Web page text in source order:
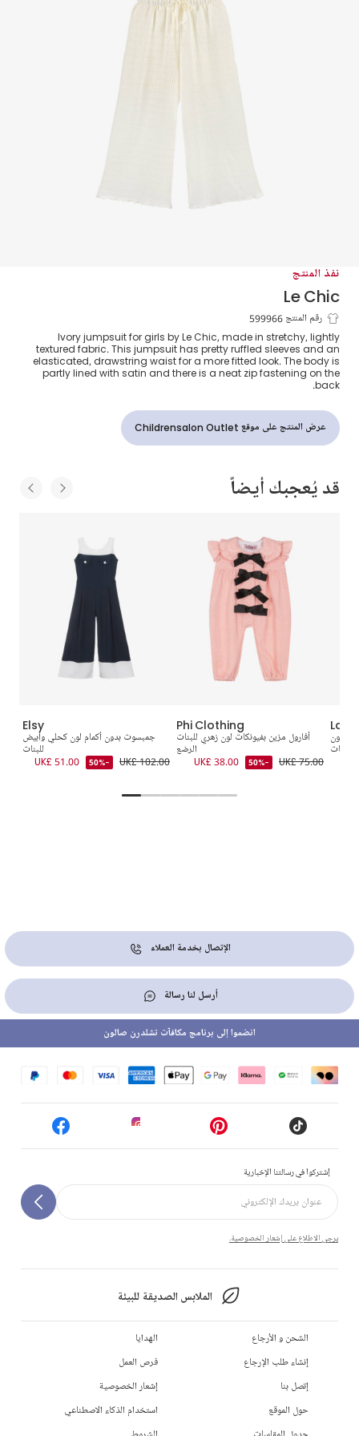
نفذ المنتج
Le Chic
جمبسوت برباط خصر لون عاجي للبنات
رقم المنتج 599966
Ivory jumpsuit for girls by Le Chic, made in stretchy, lightly
textured fabric. This jumpsuit has pretty ruffled sleeves and an
elasticated, drawstring waist for a more fitted look. The body is
partly lined with satin and there is a neat zip fastening on the
back.
عرض المنتج على موقع Childrensalon Outlet
قد يُعجبك أيضاً
Elsy
جمبسوت بدون أكمام لون كحلي وأبيض
للبنات
UK£ 102.00
-50%
UK£ 51.00
Phi Clothing
أفارول مزين بفيونكات لون زهري للبنات
الرضع
UK£ 75.00
-50%
UK£ 38.00
لون
للبنات
الإتصال بخدمة العملاء
أرسل لنا رسالة
إشتركوا في رسالتنا الإخبارية
يرجى الاطلاع على إشعار الخصوصية.
الملابس الصديقة للبيئة
انضموا إلى برنامج مكافآت تشلدرن صالون
الشحن و الأرجاع
إنشاء طلب الإرجاع
إتصل بنا
حول الموقع
الهدايا
فرص العمل
إشعار الخصوصية
استخدام الذكاء الاصطناعي